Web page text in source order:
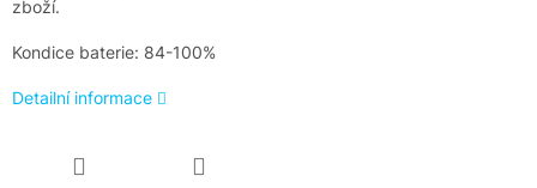
zboží.
Kondice baterie: 84-100%
Detailní informace